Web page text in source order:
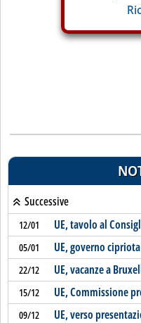
Successive
12/01 UE, tavolo al
05/01 UE, governo
22/12 UE, vacanze a
15/12 UE, Commissione
09/12 UE, verso